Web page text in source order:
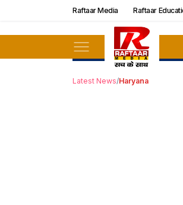
Raftaar Media Raftaar
Latest News/Haryana